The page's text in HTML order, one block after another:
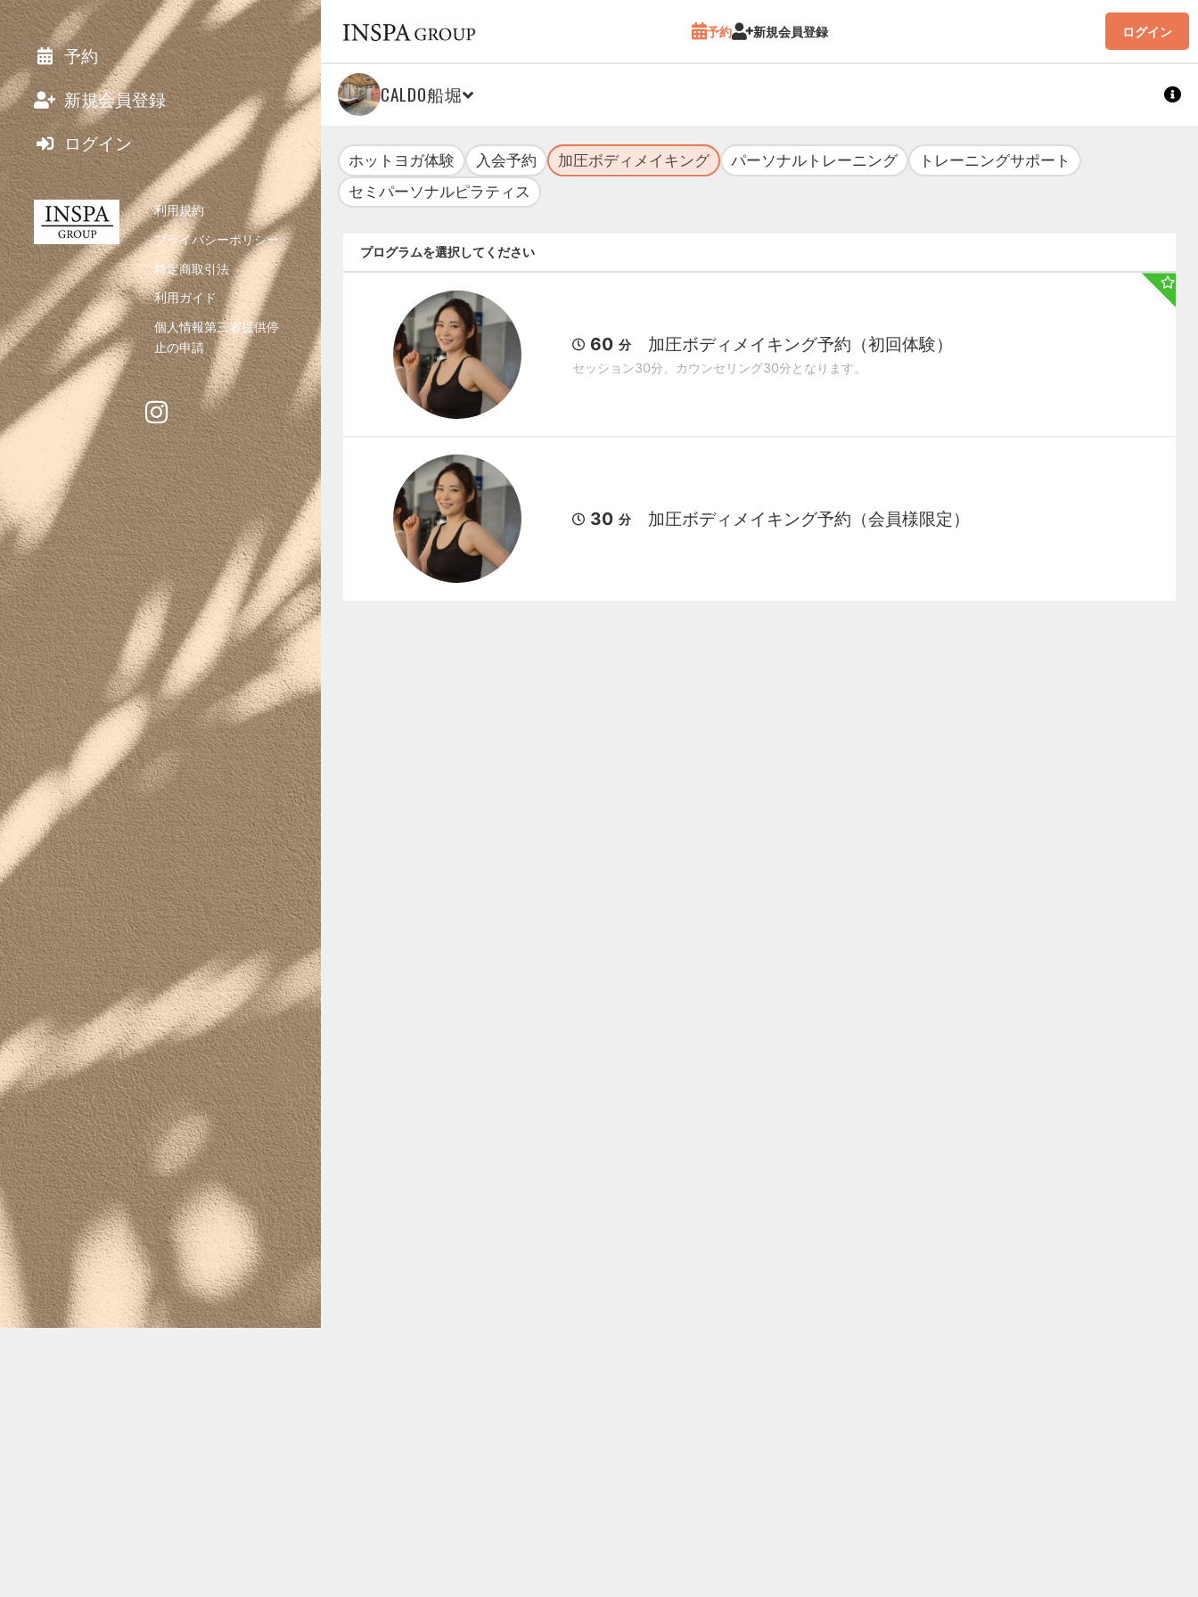
予約 新規会員登録 ログイン
CALDO船堀
ホットヨガ体験 入会予約 加圧ボディメイキング パーソナルトレーニング
トレーニングサポート
セミパーソナルピラティス
プログラムを選択してください
60 分 加圧ボディメイキング予約（初回体験）
セッション30分、カウンセリング30分となります。
30 分 加圧ボディメイキング予約（会員様限定）
予約
新規会員登録
ログイン
利用規約
プライバシーポリシー
特定商取引法
利用ガイド
個人情報第三者提供停
止の申請